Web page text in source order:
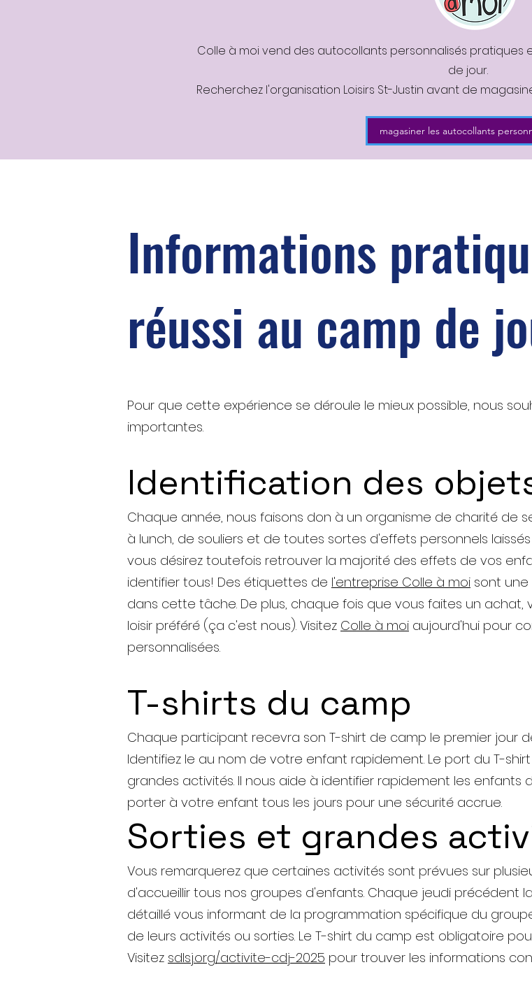
Colle à moi vend des autocollants personnalisés
de jour.
Recherchez l'organisation Loisirs St-Justin avant de
magasiner les autocollants
Informations
réussi au camp de
Pour que cette expérience se déroule le mieux possible, nous
importantes.
Identification des
Chaque année, nous faisons don à un organisme de charité de
à lunch, de souliers et de toutes sortes d'effets personnels
vous désirez toutefois retrouver la majorité des effets de vos
identifier tous! Des étiquettes de l'entreprise Colle à moi sont
dans cette tâche. De plus, chaque fois que vous faites un
loisir préféré (ça c'est nous). Visitez Colle à moi aujourd'hui pour
personnalisées.
T-shirts du camp
Chaque participant recevra son T-shirt de camp le premier jour
Identifiez le au nom de votre enfant rapidement. Le port du T-
grandes activités. Il nous aide à identifier rapidement les enfants
porter à votre enfant tous les jours pour une sécurité accrue.
Sorties et grandes
Vous remarquerez que certaines activités sont prévues sur
d'accueillir tous nos groupes d'enfants. Chaque jeudi précédent
détaillé vous informant de la programmation spécifique du
de leurs activités ou sorties. Le T-shirt du camp est obligatoire
Visitez sdlsj.org/activite-cdj-2025 pour trouver les informations